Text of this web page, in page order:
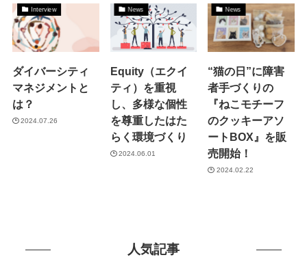
Interview
ダイバーシティ
マネジメントと
は？
2024.07.26
News
Equity（エクイ
ティ）を重視
し、多様な個性
を尊重したはた
らく環境づくり
2024.06.01
News
“猫の日”に障害
者手づくりの
『ねこモチーフ
のクッキーアソ
ートBOX』を販
売開始！
2024.02.22
人気記事